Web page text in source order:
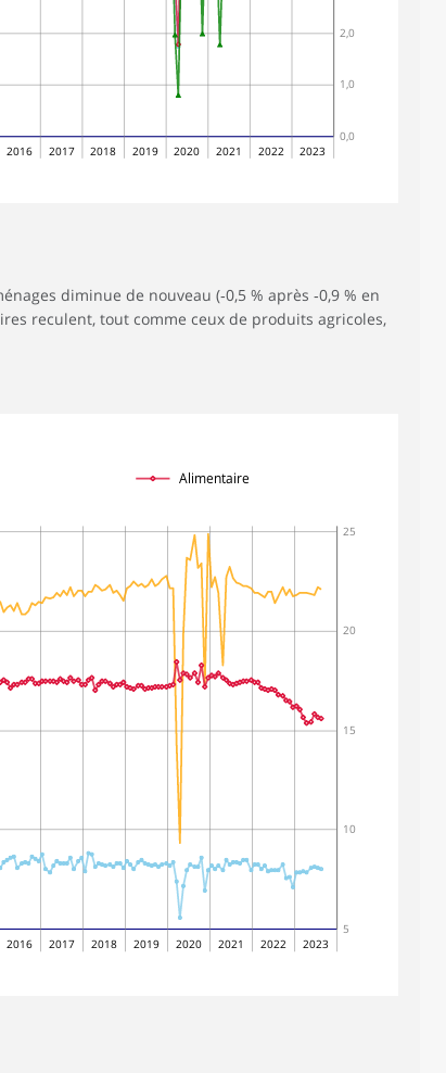
0,0
1,0
2,0
2016 2017 2018 2019 2020 2021 2022 2023
diminue de nouveau (‑0,5 % après ‑0,9 % en
reculent, tout comme ceux de produits agricoles,
5
10
15
20
25
2016 2017 2018 2019 2020 2021 2022 2023
Alimentaire